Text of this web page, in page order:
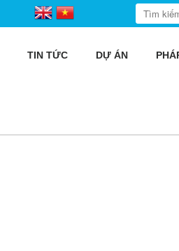
TIN TỨC DỰ ÁN